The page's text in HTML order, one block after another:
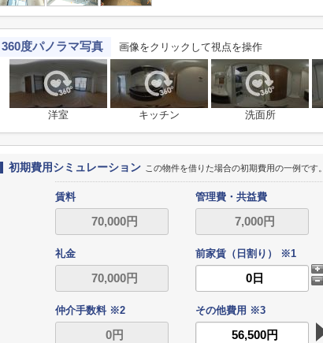
360度パノラマ写真 画像をクリックして視点を操作
洋室 キッチン 洗面所
初期費用シミュレーション この物件を借りた場合の初期費用の一例です。
賃料 管理費・共益費
礼金 前家賃（日割り） ※1
仲介手数料 ※2
その他費用 ※3